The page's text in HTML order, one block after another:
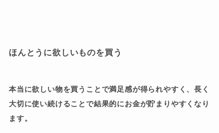
ほんとうに欲しいものを買う
本当に欲しい物を買うことで満足感が得られやすく、長く
大切に使い続けることで結果的にお金が貯まりやすくなり
ます。